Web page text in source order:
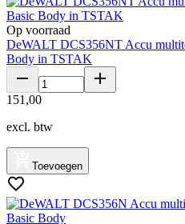
Op voorraad
DeWALT DCS356NT Accu
Body in TSTAK
151 ,00
excl. btw
Toevoegen